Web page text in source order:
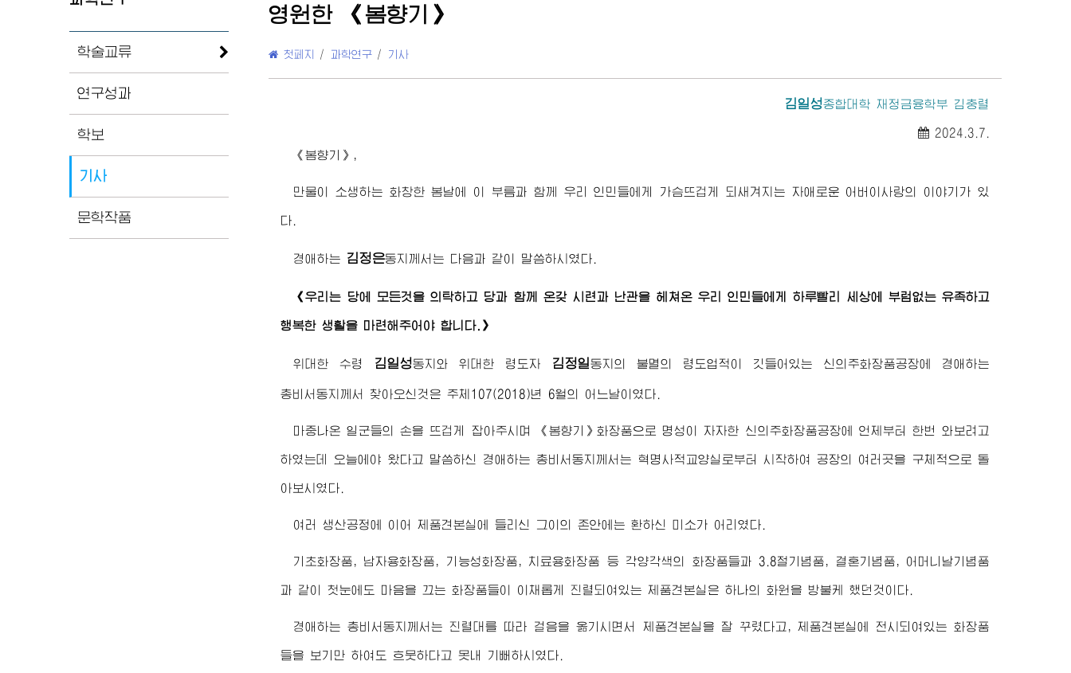
학술교류
연구성과
학보
기사
문학작품
영원한 《봄향기》
첫페지 / 과학연구 / 기사
김일성종합대학 재정금융학부 김충렬
2024.3.7.
《봄향기》,
만물이 소생하는 화창한 봄날에 이 부름과 함께 우리 인민들에게 가슴뜨겁게 되새겨지는 자애로운 어버이 사랑의 이야기가 있
다.
경애하는 김정은동지께서 는 다음과 같이 말씀하시였다.
《우리는 당에 모든것을 의탁하고 당과 함께 온갖 시련과 난관을 헤쳐온 우리 인민들에게 하루빨리 세상에 부럼없는 유족하고
행복한 생활을 마련해주어야 합니다.》
위대한 수령 김일성동지 와 위대한 령도자 김정일동지 의 불멸의 령도업적이 깃들어있는 신의주화장품공장에 경애하는
총비서동지께서 찾아오신것은 주체107(2018)년 6월의 어느날이였다.
마중나온 일군들의 손을 뜨겁게 잡아주시며 《봄향기》화장품으로 명성이 자자한 신의주화장품공장에 언제부터 한번 와보려고
하였는데 오늘에야 왔다고 말씀하신 경애하는 총비서동지께서는 혁명사적교양실로부터 시작하여 공장의 여러곳을 구체적으로 돌
아보시였다.
여러 생산공정에 이어 제품견본실에 들리신 그이의 존안에는 환하신 미소가 어리였다.
기초화장품, 남자용화장품, 기능성화장품, 치료용화장품 등 각양각색의 화장품들과 3.8절기념품, 결혼기념품, 어머니날기념품
과 같이 첫눈에도 마음을 끄는 화장품들이 이채롭게 진렬되여있는 제품견본실은 하나의 화원을 방불케 했던것이다.
경애하는 총비서동지께서는 진렬대를 따라 걸음을 옮기시면서 제품견본실을 잘 꾸렸다고, 제품견본실에 전시되여있는 화장품
들을 보기만 하여도 흐뭇하다고 못내 기뻐하시였다.